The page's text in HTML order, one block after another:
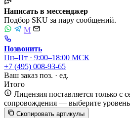
Написать в мессенджер
Подбор SKU за пару сообщений.
M
Позвонить
Пн–Пт · 9:00–18:00 МСК
+7 (495) 008-93-65
Ваш заказ поз. · ед.
Итого
Лицензия поставляется только с
сопровождения — выберите
Скопировать артикулы